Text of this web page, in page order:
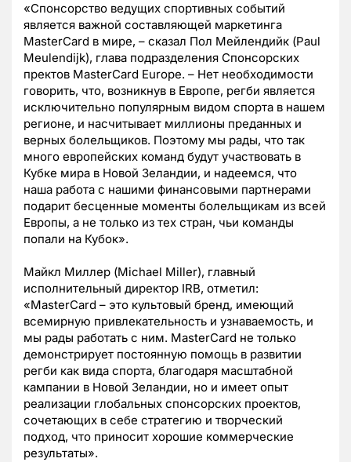
«Спонсорство ведущих спортивных событий
является важной составляющей маркетинга
MasterCard в мире, – сказал Пол Мейлендийк (Paul
Meulendijk), глава подразделения Спонсорских
пректов MasterCard Europe. – Нет необходимости
говорить, что, возникнув в Европе, регби является
исключительно популярным видом спорта в нашем
регионе, и насчитывает миллионы преданных и
верных болельщиков. Поэтому мы рады, что так
много европейских команд будут участвовать в
Кубке мира в Новой Зеландии, и надеемся, что
наша работа с нашими финансовыми партнерами
подарит бесценные моменты болельщикам из всей
Европы, а не только из тех стран, чьи команды
попали на Кубок».
Майкл Миллер (Michael Miller), главный
исполнительный директор IRB, отметил:
«MasterCard – это культовый бренд, имеющий
всемирную привлекательность и узнаваемость, и
мы рады работать с ним. MasterCard не только
демонстрирует постоянную помощь в развитии
регби как вида спорта, благодаря масштабной
кампании в Новой Зеландии, но и имеет опыт
реализации глобальных спонсорских проектов,
сочетающих в себе стратегию и творческий
подход, что приносит хорошие коммерческие
результаты».